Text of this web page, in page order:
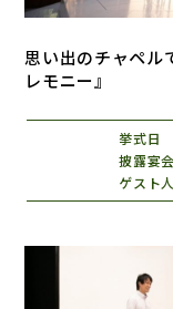
思い出のチャペ
レモニー』
挙式日
披露宴
ゲスト